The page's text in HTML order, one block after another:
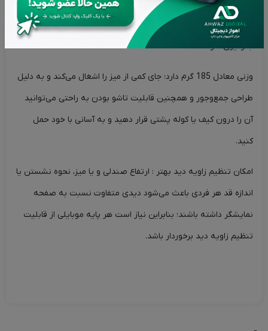
بخش‌هایی که با گوشی یا تبلت در تماس است با استفاده از
سیلیکون پوشیده شده تا از ایجاد خط‌وخش روی بدنه یا قاب گوشی
جلوگیری شود.
وزنی معادل 185 گرم دارد؛ جای کمی از میز را اشغال می‌کند و به دلیل
طراحی جمع‌وجور و همچنین قابلیت تاشو بودن به راحتی می‌توانید
آن را درون کیف یا کوله پشتی قرار دهید و به آسانی با خود حمل
کنید.
امکان تنظیم زاویه دید بهتر : ارتفاع صندلی و یا میز، نحوه نشستن یا
اندازه قد هر فردی باعث می‌شود دیدی متفاوت نسبت به صفحه
نمایشگر داشته باشند؛ بنابراین نیاز است هر پایه موبایلی از قابلیت
تنظیم زاویه دید برخوردار باشد.